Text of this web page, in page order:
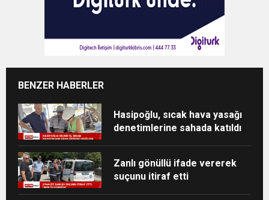
BENZER HABERLER
Hasipoğlu, sıcak hava yasağı
denetimlerine sahada katıldı
Zanlı gönüllü ifade vererek
suçunu itiraf etti